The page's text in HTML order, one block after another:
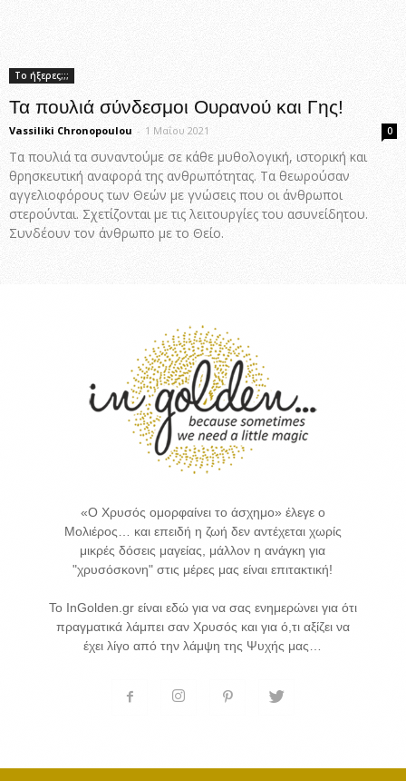
Το ήξερες;;;
Τα πουλιά σύνδεσμοι Ουρανού και Γης!
Vassiliki Chronopoulou - 1 Μαΐου 2021 0
Τα πουλιά τα συναντούμε σε κάθε μυθολογική, ιστορική και
θρησκευτική αναφορά της ανθρωπότητας. Τα θεωρούσαν
αγγελιοφόρους των Θεών με γνώσεις που οι άνθρωποι
στερούνται. Σχετίζονται με τις λειτουργίες του ασυνείδητου.
Συνδέουν τον άνθρωπο με το Θείο.
«Ο Χρυσός ομορφαίνει το άσχημο» έλεγε ο
Μολιέρος… και επειδή η ζωή δεν αντέχεται χωρίς
μικρές δόσεις μαγείας, μάλλον η ανάγκη για
"χρυσόσκονη" στις μέρες μας είναι επιτακτική!
Το InGolden.gr είναι εδώ για να σας ενημερώνει για ότι
πραγματικά λάμπει σαν Χρυσός και για ό,τι αξίζει να
έχει λίγο από την λάμψη της Ψυχής μας…